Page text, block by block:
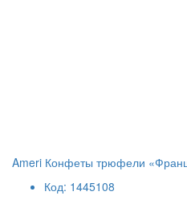
Ameri Конфеты трюфели
Код: 1445108